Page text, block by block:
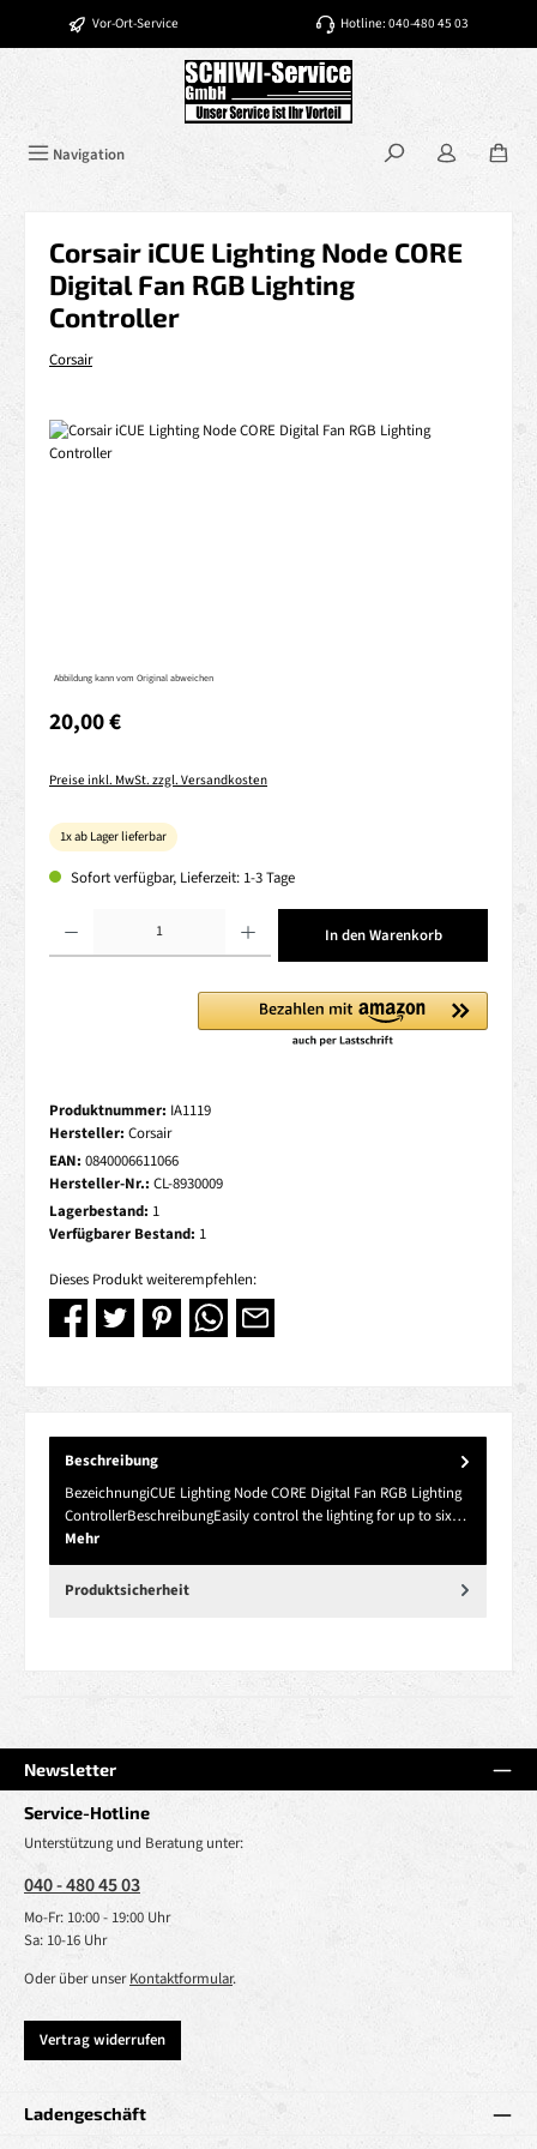
Zum Hauptinhalt springen
Vor-Ort-Service Hotline: 040-480 45 03
Navigation
Corsair iCUE Lighting Node CORE
Digital Fan RGB Lighting
Controller
Corsair
Bildergalerie überspringen
Abbildung kann vom Original abweichen
Regulärer Preis:
20,00 €
Preise inkl. MwSt. zzgl. Versandkosten
1x ab Lager lieferbar
Sofort verfügbar, Lieferzeit: 1-3 Tage
Produkt Anzahl: Gib den gewünschten Wert ein oder benutze die Schaltflächen um
In den Warenkorb
Produktnummer: IA1119
Hersteller: Corsair
EAN: 0840006611066
Hersteller-Nr.: CL-8930009
Lagerbestand: 1
Verfügbarer Bestand: 1
Dieses Produkt weiterempfehlen:
Beschreibung
BezeichnungiCUE Lighting Node CORE Digital Fan RGB Lighting
ControllerBeschreibungEasily control the lighting for up to six…
Mehr
Produktsicherheit
Newsletter
Service-Hotline
Unterstützung und Beratung unter:
040 - 480 45 03
Mo-Fr: 10:00 - 19:00 Uhr
Sa: 10-16 Uhr
Oder über unserKontaktformular.
Vertrag widerrufen
Ladengeschäft